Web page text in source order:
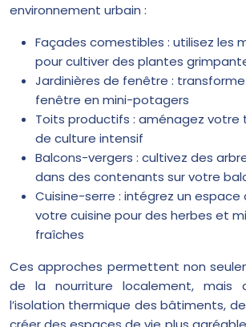
environnement urbain :
Façades comestibles : utilisez les
pour cultiver des plantes
Jardinières de fenêtre :
fenêtre en mini-potagers
Toits productifs : aménagez votre
de culture intensif
Balcons-vergers : cultivez des
dans des contenants sur votre
Cuisine-serre : intégrez un espace
votre cuisine pour des herbes et
fraîches
Ces approches permettent non
de la nourriture localement, mais
l’isolation thermique des bâtiments,